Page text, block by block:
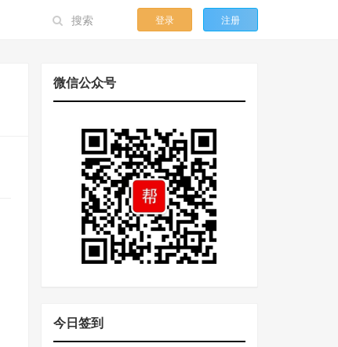
登录 注册
微信公众号
今日签到